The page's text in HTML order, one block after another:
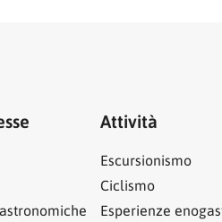
Attività
Escursionismo
Ciclismo
Esperienze